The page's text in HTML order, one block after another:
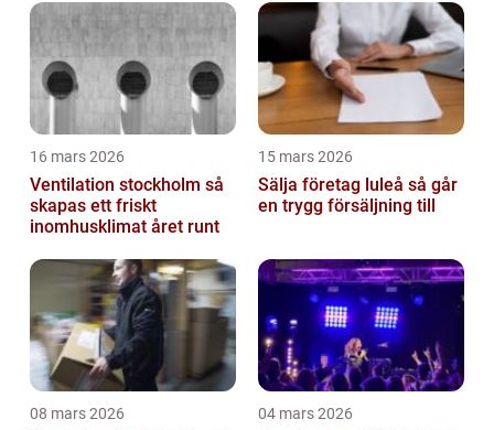
investering
16 mars 2026
Ventilation stockholm så
skapas ett friskt
inomhusklimat året runt
15 mars 2026
Sälja företag luleå så går
en trygg försäljning till
08 mars 2026 04 mars 2026